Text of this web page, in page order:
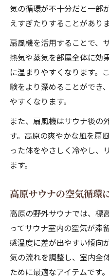
快適なサウナ湿
扇風機でサウナの
サウナと扇風機
最適
浴室サウナの空気循
浴室サウナで重
サウナ内の空気換
由
扇風機で実現す
浴室乾燥やカビ
用
気の循環が不十分だと一部
えすぎたりすることがありま
扇風機を活用することで、
熱気や蒸気を部屋全体に効
に温まりやすくなります。
験をより深めることができ
やすくなります。
また、扇風機はサウナ後の
す。高原の爽やかな風を扇
った体をやさしく冷やし、
ます。
高原サウナの空気循環
高原の野外サウナでは、標
ってサウナ室内の空気が滞
感温度に差が出やすい傾向
気の流れを調整し、室内全
ために最適なアイテムです。